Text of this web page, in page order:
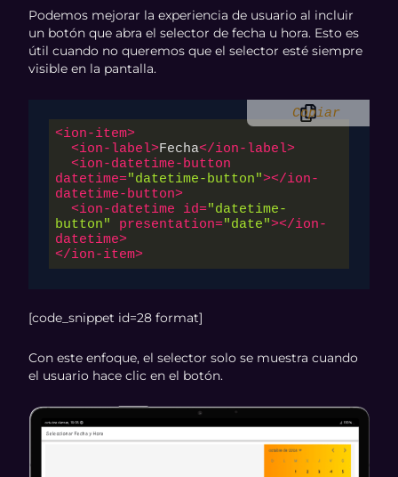
Podemos mejorar la experiencia de usuario al incluir
un botón que abra el selector de fecha u hora. Esto es
útil cuando no queremos que el selector esté siempre
visible en la pantalla.
Copiar
<ion-item>
<ion-label>Fecha</ion-label>
<ion-datetime-button
datetime="datetime-button"></ion-
datetime-button>
<ion-datetime id="datetime-
button"
presentation="date"></ion-
datetime>
</ion-item>
[code_snippet id=28 format]
Con este enfoque, el selector solo se muestra cuando
el usuario hace clic en el botón.